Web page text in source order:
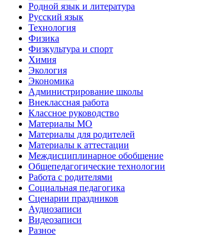
Родной язык и литература
Русский язык
Технология
Физика
Физкультура и спорт
Химия
Экология
Экономика
Администрирование школы
Внеклассная работа
Классное руководство
Материалы МО
Материалы для родителей
Материалы к аттестации
Междисциплинарное обобщение
Общепедагогические технологии
Работа с родителями
Социальная педагогика
Сценарии праздников
Аудиозаписи
Видеозаписи
Разное